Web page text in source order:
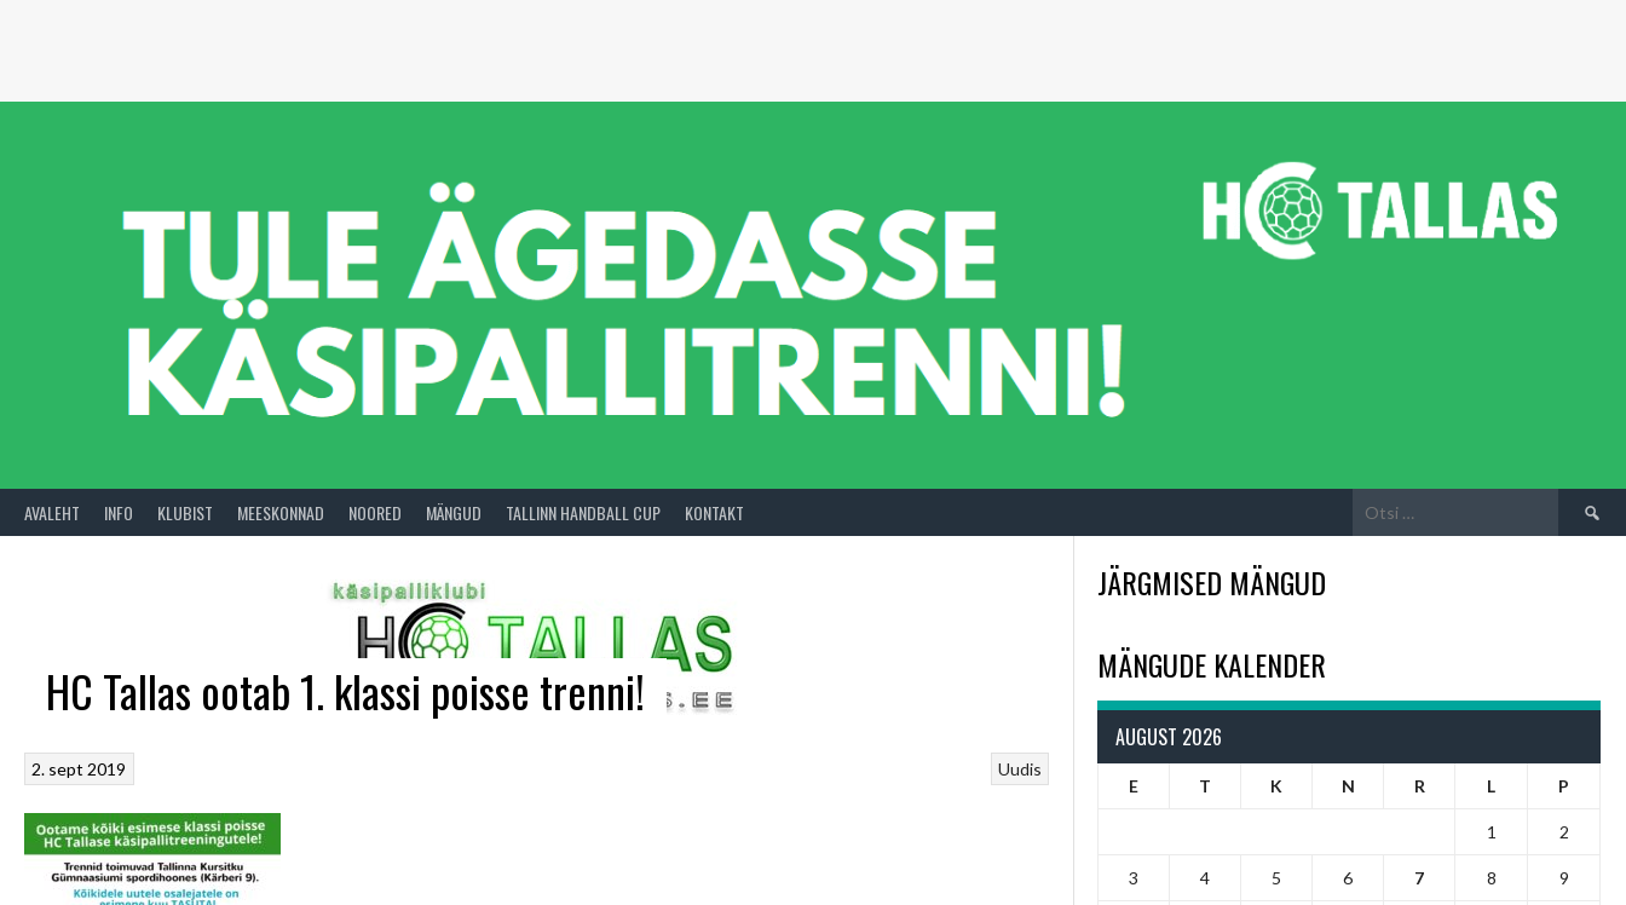
AVALEHT INFO KLUBIST MEESKONNAD NOORED MÄNGUD TALLINN HANDBALL CUP KONTAKT Otsi:
HC Tallas ootab 1. klassi poisse trenni!
Uudis
2. sept 2019
JÄRGMISED MÄNGUD
MÄNGUDE KALENDER
AUGUST 2026
E T K N R L P
1 2
3 4 5 6 7 8 9